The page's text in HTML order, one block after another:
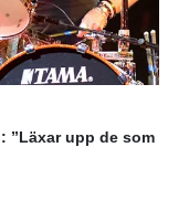
”Läxar upp de som